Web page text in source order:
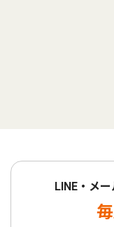
LINE・メ